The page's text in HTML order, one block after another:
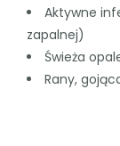
Aktywne
zapalnej)
Świeża
Rany,